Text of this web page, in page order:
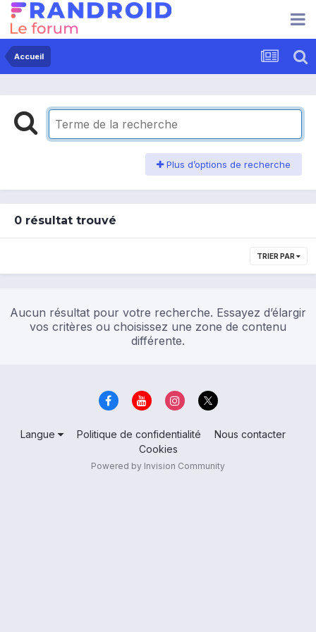
Accueil
Plus d’options de recherche
0 résultat trouvé
TRIER PAR
Aucun résultat pour votre recherche. Essayez d’élargir
vos critères ou choisissez une zone de contenu
différente.
Langue Politique de confidentialité
Nous contacter
Cookies
Powered by Invision Community